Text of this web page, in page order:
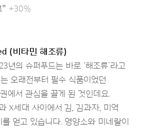
” +30%
(비타민 해조류)
년의 슈퍼푸드는 바로 ‘해조류’라고
오래전부터 필수 식품이었던
에서 관심을 끌게 된 것인데요.
X세대 사이에서 김, 김과자, 미역
얻고 있습니다. 영양소와 미네랄이